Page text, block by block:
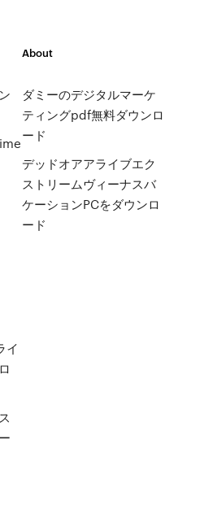
About
ダミーのデジタルマーケ
ティングpdf無料ダウンロ
ード
デッドオアアライブエク
ストリームヴィーナスバ
ケーションPCをダウンロ
ード
イ